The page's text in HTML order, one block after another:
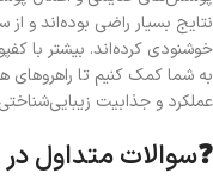
نتایج بسیار راضی بوده‌اند و
خوشنودی کرده‌اند. بیشتر با
به شما کمک کنیم تا راهروهای
عملکرد و جذابیت
❓سوالات متداول